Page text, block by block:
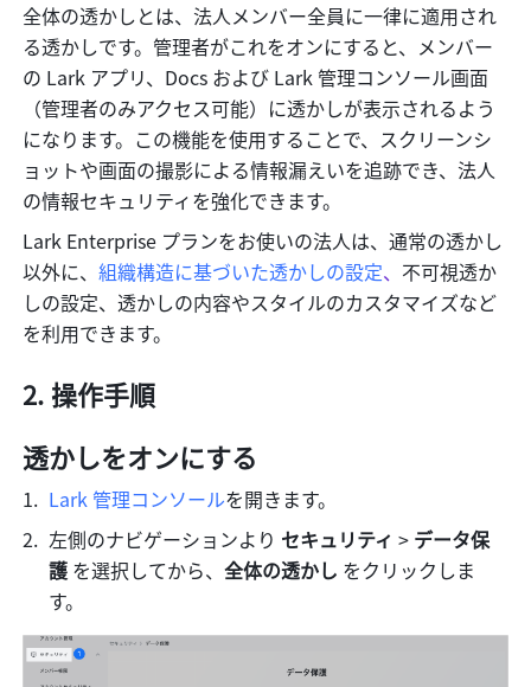
全体の透かしとは、法人メンバー全員に一律に適用され
る透かしです。管理者がこれをオンにすると、メンバー
の Lark アプリ、Docs および Lark 管理コンソール画面
（管理者のみアクセス可能）に透かしが表示されるよう
になります。この機能を使用することで、スクリーンシ
ョットや画面の撮影による情報漏えいを追跡でき、法人
の情報セキュリティを強化できます。
Lark Enterprise プランをお使いの法人は、通常の透かし
以外に、組織構造に基づいた透かしの設定、 不可視透か
しの設定、透かしの内容やスタイルのカスタマイズなど
を利用できます。
操作手順
透かしをオンにする
Lark 管理コンソールを開きます。
左側のナビゲーションより セキュリティ > データ保
護 を選択してから、全体の透かし をクリックしま
す。